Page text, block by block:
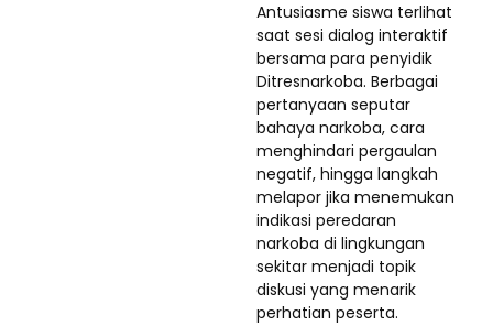
Antusiasme siswa terlihat
saat sesi dialog interaktif
bersama para penyidik
Ditresnarkoba. Berbagai
pertanyaan seputar
bahaya narkoba, cara
menghindari pergaulan
negatif, hingga langkah
melapor jika menemukan
indikasi peredaran
narkoba di lingkungan
sekitar menjadi topik
diskusi yang menarik
perhatian peserta.